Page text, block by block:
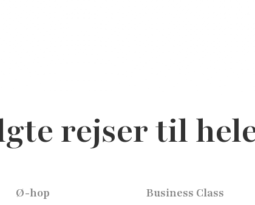
rejser til
Ø-hop Business Class